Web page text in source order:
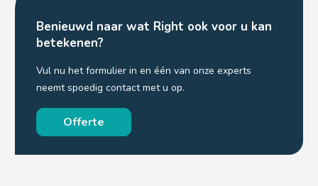
Benieuwd naar wat Right ook voor u kan
betekenen?
Vul nu het formulier in en één van onze experts
neemt spoedig contact met u op.
Offerte